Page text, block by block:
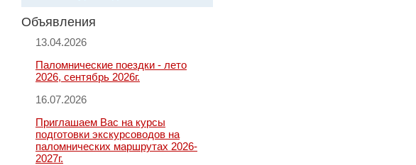
Объявления
13.04.2026
Паломнические поездки - лето
2026, сентябрь 2026г.
16.07.2026
Приглашаем Вас на курсы
подготовки экскурсоводов на
паломнических маршрутах 2026-
2027г.